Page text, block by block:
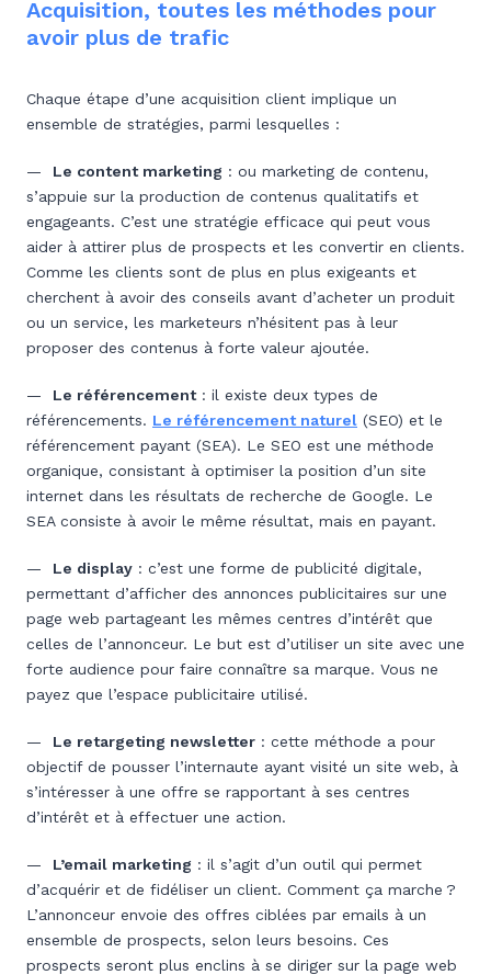
Acquisition, toutes les méthodes pour
avoir plus de trafic
Chaque étape d’une acquisition client implique un
ensemble de stratégies, parmi lesquelles :
— Le content marketing : ou marketing de contenu,
s’appuie sur la production de contenus qualitatifs et
engageants. C’est une stratégie efficace qui peut vous
aider à attirer plus de prospects et les convertir en clients.
Comme les clients sont de plus en plus exigeants et
cherchent à avoir des conseils avant d’acheter un produit
ou un service, les marketeurs n’hésitent pas à leur
proposer des contenus à forte valeur ajoutée.
— Le référencement: il existe deux types de
référencements. Le référencement naturel (SEO) et le
référencement payant (SEA). Le SEO est une méthode
organique, consistant à optimiser la position d’un site
internet dans les résultats de recherche de Google. Le
SEA consiste à avoir le même résultat, mais en payant.
— Le display : c’est une forme de publicité digitale,
permettant d’afficher des annonces publicitaires sur une
page web partageant les mêmes centres d’intérêt que
celles de l’annonceur. Le but est d’utiliser un site avec une
forte audience pour faire connaître sa marque. Vous ne
payez que l’espace publicitaire utilisé.
— Le retargeting newsletter : cette méthode a pour
objectif de pousser l’internaute ayant visité un site web, à
s’intéresser à une offre se rapportant à ses centres
d’intérêt et à effectuer une action.
— L’email marketing : il s’agit d’un outil qui permet
d’acquérir et de fidéliser un client. Comment ça marche ?
L’annonceur envoie des offres ciblées par emails à un
ensemble de prospects, selon leurs besoins. Ces
prospects seront plus enclins à se diriger sur la page web